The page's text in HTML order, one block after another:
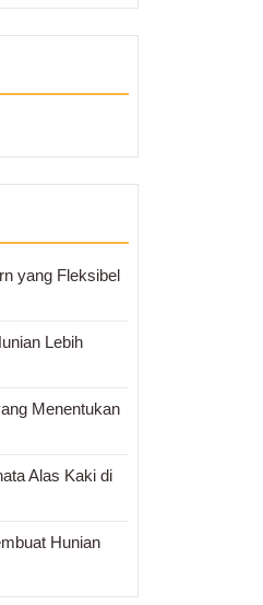
yang Fleksibel
Lebih
Menentukan
Alas Kaki di
Hunian